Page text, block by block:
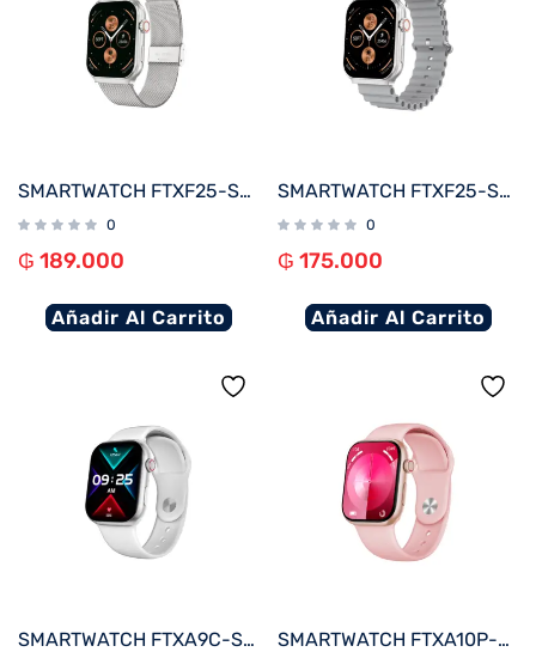
SMARTWATCH FTXF25-SVSM 50MM PLATA METAL ANDROID/IOS/BT/FREC. CARD
0
₲ 189.000
Añadir Al Carrito
SMARTWATCH FTXF25-SVG 50MM PLATA/GRIS ANDROID/IOS/BT/FREC. CARD
0
₲ 175.000
Añadir Al Carrito
SMARTWATCH FTXA9C-SVW 46MM PLATA/GRIS ANDROID/IOS/BT/FREC. CARD SMARTWATCH FTXA10P-RGPK 48MM ROSE GOLD/ROSA ANDROID/IOS/BT/FREC. CARD